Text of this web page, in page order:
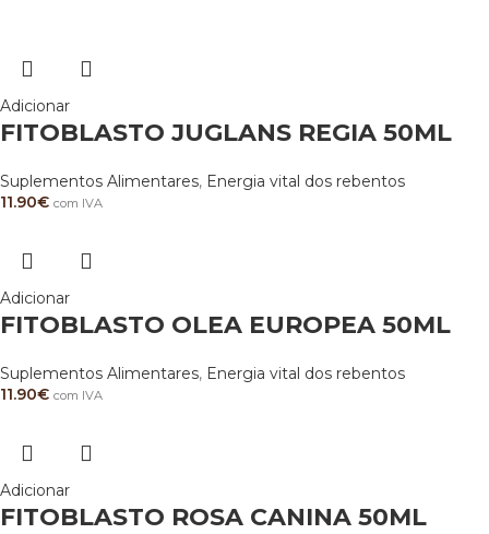
Adicionar
FITOBLASTO JUGLANS REGIA 50ML
Suplementos Alimentares, Energia vital dos rebentos
11.90€ com IVA
Adicionar
FITOBLASTO OLEA EUROPEA 50ML
Suplementos Alimentares, Energia vital dos rebentos
11.90€ com IVA
Adicionar
FITOBLASTO ROSA CANINA 50ML